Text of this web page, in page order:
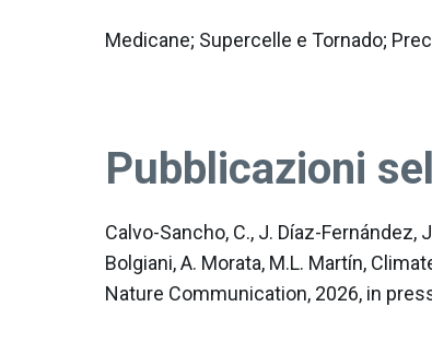
Medicane; Supercelle e Tornado;
Pubblicazioni
Calvo-Sancho, C., J. Díaz-Fernández,
Bolgiani, A. Morata, M.L. Martín,
Nature Communication, 2026, in